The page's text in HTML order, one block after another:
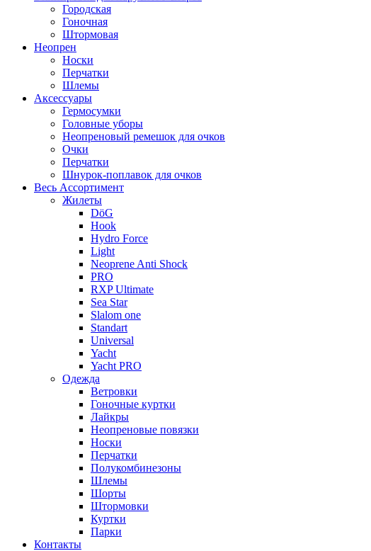
Городская
Гоночная
Штормовая
Неопрен
Носки
Перчатки
Шлемы
Аксессуары
Гермосумки
Головные уборы
Неопреновый ремешок для очков
Очки
Перчатки
Шнурок-поплавок для очков
Весь Ассортимент
Жилеты
DöG
Hook
Hydro Force
Light
Neoprene Anti Shock
PRO
RXP Ultimate
Sea Star
Slalom one
Standart
Universal
Yacht
Yacht PRO
Одежда
Ветровки
Гоночные куртки
Лайкры
Неопреновые повязки
Носки
Перчатки
Полукомбинезоны
Шлемы
Шорты
Штормовки
Куртки
Парки
Контакты